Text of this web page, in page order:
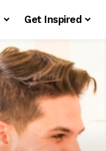
Get Inspired